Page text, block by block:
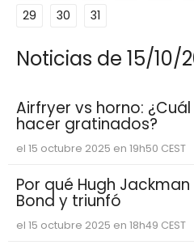
29
30 31
Noticias de 15/10/
Airfryer vs horno:
hacer gratinados?
el 15 octubre 2025 en 19h50 CEST
Por qué Hugh
Bond y triunfó
el 15 octubre 2025 en 18h49 CEST